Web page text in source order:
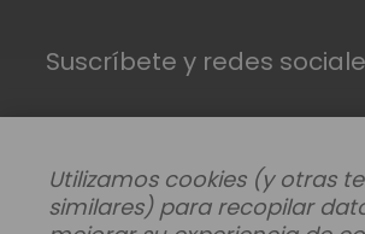
Suscríbete y redes
Utilizamos cookies (y otras
similares) para recopilar